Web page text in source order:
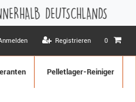
1
Registrieren 0
Pelletlager-Reiniger